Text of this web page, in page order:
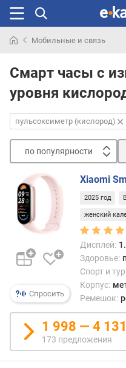
раньше
Мобильные и связь
Смарт часы с
уровня
пульсоксиметр (кислород)
по популярности
п
о
п
о
у
л
р
н
о
с
т
и
Спросить
Xiaomi
2025 год
женский
Дисплей:
Здоровье:
Спорт и
Корпус:
Ремешок:
1 998 — 4 131
173 предложения